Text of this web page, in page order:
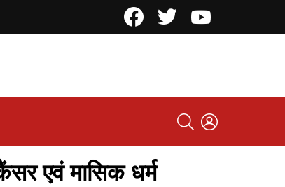
SEARCH
एवं मासिक धर्म